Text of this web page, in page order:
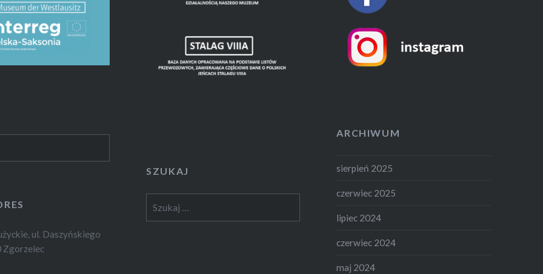
ARCHIWUM
sierpień 2025
czerwiec 2025
lipiec 2024
czerwiec 2024
maj 2024
SZUKAJ
ul. Daszyńskiego
Zgorzelec